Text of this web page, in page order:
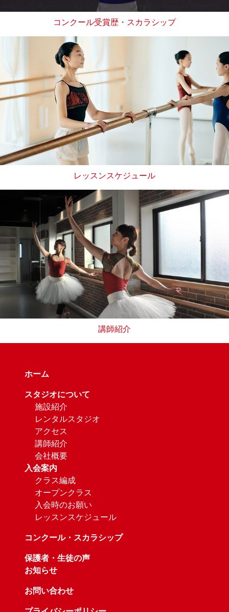
コンクール受賞歴・スカラシップ
レッスンスケジュール
講師紹介
ホーム
スタジオについて
施設紹介
レンタルスタジオ
アクセス
講師紹介
会社概要
入会案内
クラス編成
オープンクラス
入会時のお願い
レッスンスケジュール
コンクール・スカラシップ
保護者・生徒の声
お知らせ
お問い合わせ